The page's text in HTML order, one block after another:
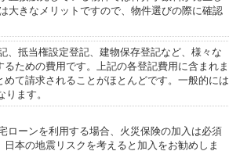
大きなメリットですので、物件選びの際に確認
、抵当権設定登記、建物保存登記など、様々な
ための費用です。上記の各登記費用に含まれま
て請求されることがほとんどです。一般的には
ます。
ローンを利用する場合、火災保険の加入は必須
本の地震リスクを考えると加入をお勧めしま